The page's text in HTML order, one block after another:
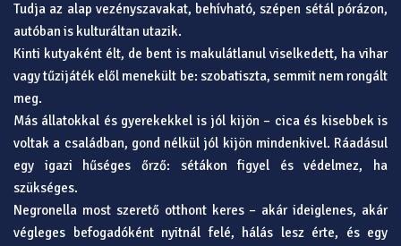
Tudja az alap vezényszavakat, behívható, szépen sétál pórázon,
autóban is kulturáltan utazik.
Kinti kutyaként élt, de bent is makulátlanul viselkedett, ha vihar
vagy tűzijáték elől menekült be: szobatiszta, semmit nem rongált
meg.
Más állatokkal és gyerekekkel is jól kijön – cica és kisebbek is
voltak a családban, gond nélkül jól kijön mindenkivel. Ráadásul
egy igazi hűséges őrző: sétákon figyel és védelmez, ha
szükséges.
Negronella most szerető otthont keres – akár ideiglenes, akár
végleges befogadóként nyitnál felé, hálás lesz érte, és egy